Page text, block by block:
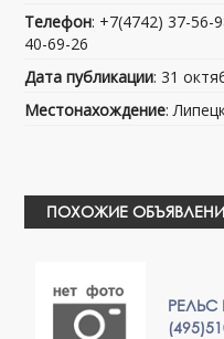
Телефон: +7(4742) 37-56-
40-69-26
Дата публикации: 31
Местонахождение:
ПОХОЖИЕ
РЕЛЬС